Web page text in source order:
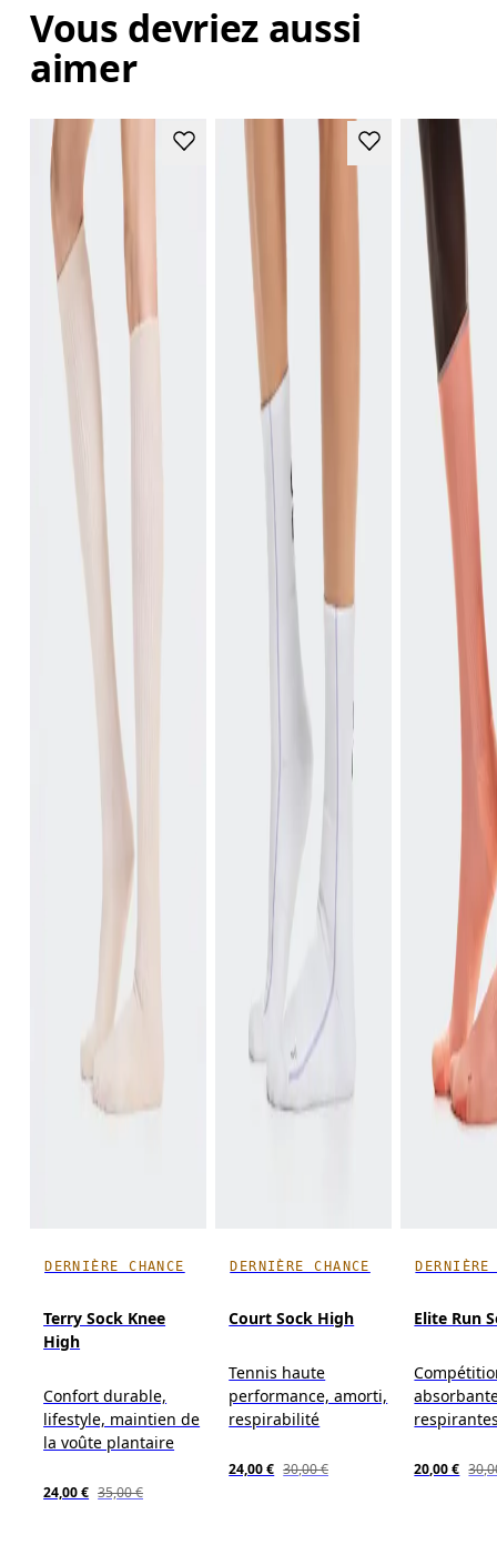
Vous devriez aussi
aimer
DERNIÈRE CHANCE
Terry Sock Knee
High
Confort durable,
lifestyle, maintien de
la voûte plantaire
24,00 € 35,00 €
DERNIÈRE CHANCE
Court Sock High
Tennis haute
performance, amorti,
respirabilité
24,00 € 30,00 €
DERNIÈRE
Elite Run
20,00 €